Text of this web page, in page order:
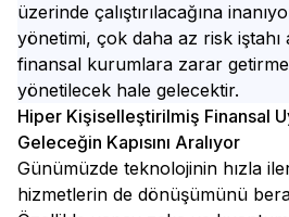
üzerinde çalıştırılacağına
yönetimi, çok daha az risk
finansal kurumlara zarar
yönetilecek hale gelecektir.
Hiper Kişiselleştirilmiş Finansal
Geleceğin Kapısını Aralıyor
Günümüzde teknolojinin hızla
hizmetlerin de dönüşümünü